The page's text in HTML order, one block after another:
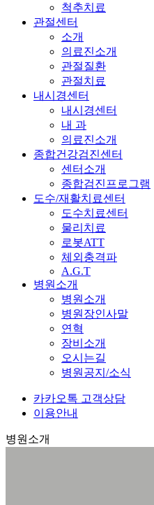
척추치료
관절센터
소개
의료진소개
관절질환
관절치료
내시경센터
내시경센터
내 과
의료진소개
종합건강검진센터
센터소개
종합검진프로그램
도수/재활치료센터
도수치료센터
물리치료
로봇ATT
체외충격파
A.G.T
병원소개
병원소개
병원장인사말
연혁
장비소개
오시는길
병원공지/소식
카카오톡 고객상담
이용안내
병원소개